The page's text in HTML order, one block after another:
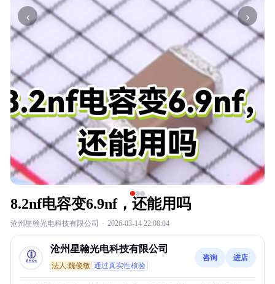
‹ ›
8.2nf电容变6.9nf，还能用吗
沧州星翰光电科技有限公司 · 2026-03-14 22:08:04
沧州星翰光电科技有限公司
法人:魏俊敏 通过真实性核验
咨询 进店